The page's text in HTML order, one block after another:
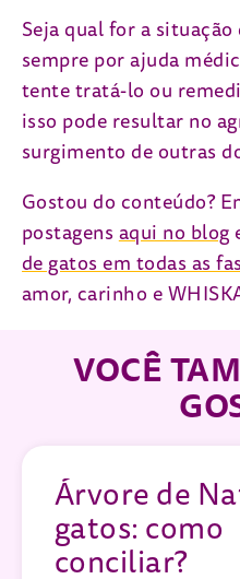
Seja qual for a
sempre por ajuda
tente tratá-lo ou
isso pode resultar no
surgimento de outras
Gostou do conteúdo?
postagens aqui no blog
de gatos em todas as
amor, carinho e
VOCÊ
Árvore de
gatos: como
conciliar?